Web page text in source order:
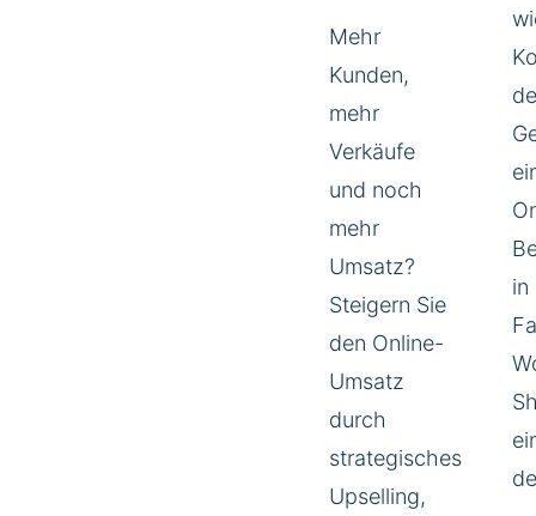
Mehr
Kunden,
mehr
Verkäufe
und noch
mehr
Umsatz?
Steigern Sie
den Online-
Umsatz
durch
strategisches
Upselling,
in